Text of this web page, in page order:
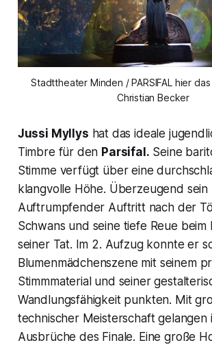
Stadttheater Minden / PARSIFAL hier
Christian Becker
Jussi Myllys hat das ideale
Timbre für den Parsifal. Seine
Stimme verfügt über eine
klangvolle Höhe. Überzeugend sein
Auftrumpfender Auftritt nach der
Schwans und seine tiefe Reue beim
seiner Tat. Im 2. Aufzug konnte er
Blumenmädchenszene mit seinem
Stimmmaterial und seiner
Wandlungsfähigkeit punkten. Mit
technischer Meisterschaft gelangen
Ausbrüche des Finale. Eine große